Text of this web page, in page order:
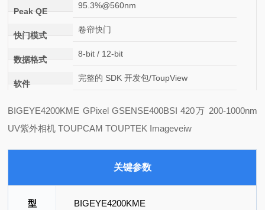
Peak QE
95.3%@560nm
快门模式
卷帘快门
数据格式
8-bit / 12-bit
软件
完整的 SDK 开发包/ToupView
BIGEYE4200KME GPixel GSENSE400BSI 420万 200-1000nm
UV紫外相机 TOUPCAM TOUPTEK Imageveiw
关键参数
型
BIGEYE4200KME